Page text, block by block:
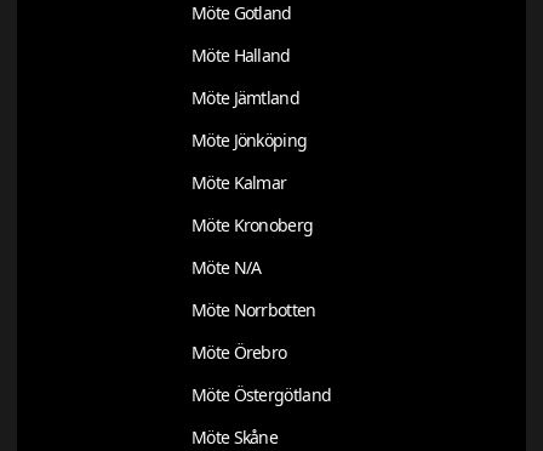
Möte Gotland
Möte Halland
Möte Jämtland
Möte Jönköping
Möte Kalmar
Möte Kronoberg
Möte N/A
Möte Norrbotten
Möte Örebro
Möte Östergötland
Möte Skåne